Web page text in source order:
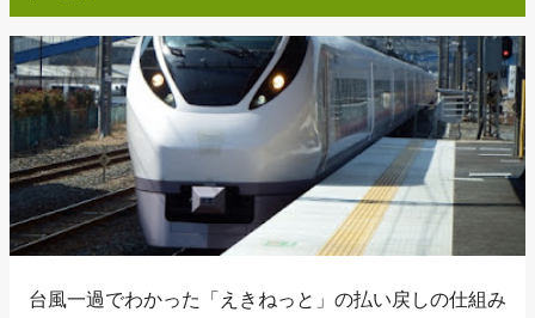
投
稿
台風一過でわかった「えきねっと」の払い戻しの仕組み